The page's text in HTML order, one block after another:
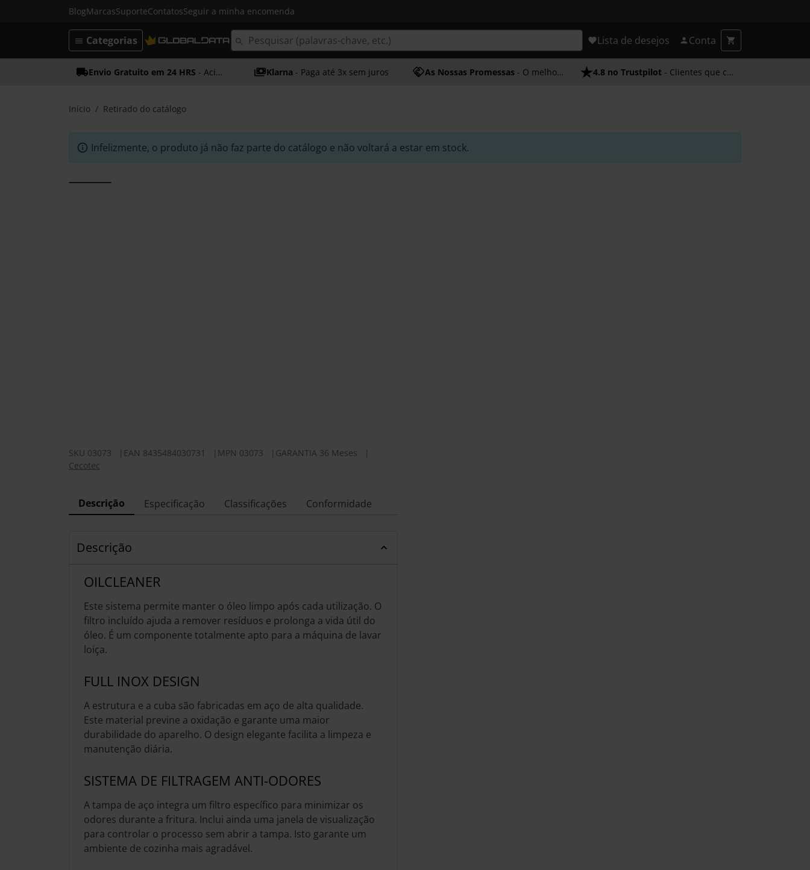
BlogMarcasSuporteContatosSeguir a minha encomenda
Lista de desejos Conta
Categorias
Envio Gratuito em 24 HRS - Acima dos 50€ Klarna - Paga até 3x sem juros As Nossas Promessas - O melhor atendimento 4.8 no Trustpilot - Clientes que confiam em nós
Início Retirado do catálogo
Infelizmente, o produto já não faz parte do catálogo e não voltará a estar em stock.
SKU 03073 EAN 8435484030731 MPN 03073 GARANTIA 36 Meses
Cecotec
Descrição Especificação Classificações Conformidade
Descrição
OILCLEANER
Este sistema permite manter o óleo limpo após cada utilização. O
filtro incluído ajuda a remover resíduos e prolonga a vida útil do
óleo. É um componente totalmente apto para a máquina de lavar
loiça.
FULL INOX DESIGN
A estrutura e a cuba são fabricadas em aço de alta qualidade.
Este material previne a oxidação e garante uma maior
durabilidade do aparelho. O design elegante facilita a limpeza e
manutenção diária.
SISTEMA DE FILTRAGEM ANTI-ODORES
A tampa de aço integra um filtro específico para minimizar os
odores durante a fritura. Inclui ainda uma janela de visualização
para controlar o processo sem abrir a tampa. Isto garante um
ambiente de cozinha mais agradável.